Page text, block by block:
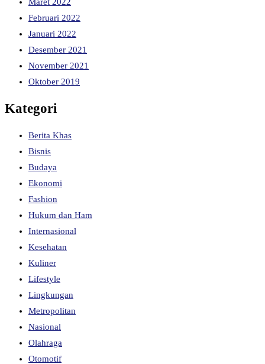
Maret 2022
Februari 2022
Januari 2022
Desember 2021
November 2021
Oktober 2019
Kategori
Berita Khas
Bisnis
Budaya
Ekonomi
Fashion
Hukum dan Ham
Internasional
Kesehatan
Kuliner
Lifestyle
Lingkungan
Metropolitan
Nasional
Olahraga
Otomotif